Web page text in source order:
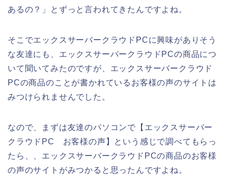
あるの？」とずっと言われてきたんですよね。
そこでエックスサーバークラウドPCに興味がありそう
な友達にも、エックスサーバークラウドPCの商品につ
いて聞いてみたのですが、エックスサーバークラウド
PCの商品のことが書かれているお客様の声のサイトは
みつけられませんでした。
なので、まずは友達のパソコンで【エックスサーバー
クラウドPC お客様の声】という感じで調べてもらっ
たら、、エックスサーバークラウドPCの商品のお客様
の声のサイトがみつかると思ったんですよね。